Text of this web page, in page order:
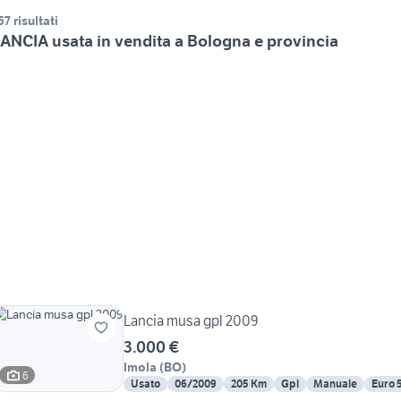
risultati
usata in vendita a Bologna e provincia
6
Lancia musa gpl 2009
3.000 €
Imola (BO)
Usato 06/2009 205 Km Gpl Manuale Euro